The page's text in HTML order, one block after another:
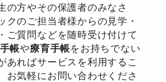
の方やその保護者のみなさ
クのご担当者様からの見学・
ご質問などを随時受け付けて
帳や療育手帳をお持ちでない
あればサービスを利用するこ
お気軽にお問い合わせくださ